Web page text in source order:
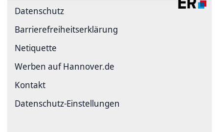
Datenschutz
Barriere­freiheits­erklärung
Netiquette
Werben auf Hannover.de
Kontakt
Datenschutz-Einstellungen